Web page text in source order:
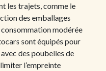
les trajets, comme le
des emballages
modérée
sont équipés pour
des poubelles de
l’empreinte